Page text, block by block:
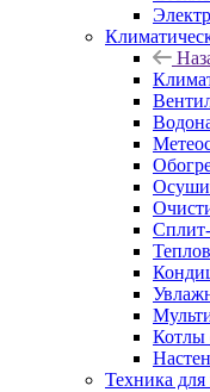
Котлы
Техника